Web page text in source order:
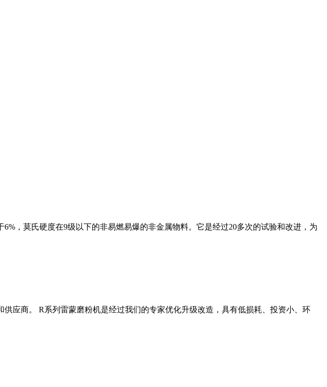
，莫氏硬度在9级以下的非易燃易爆的非金属物料。它是经过20多次的试验和改进，为
应商。 R系列雷蒙磨粉机是经过我们的专家优化升级改造，具有低损耗、投资小、环